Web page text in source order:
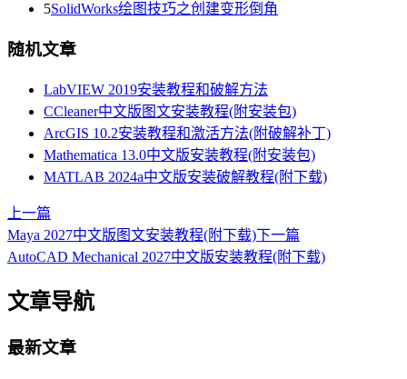
5SolidWorks绘图技巧之创建变形倒角
随机文章
LabVIEW 2019安装教程和破解方法
CCleaner中文版图文安装教程(附安装包)
ArcGIS 10.2安装教程和激活方法(附破解补丁)
Mathematica 13.0中文版安装教程(附安装包)
MATLAB 2024a中文版安装破解教程(附下载)
上一篇
Maya 2027中文版图文安装教程(附下载)下一篇
AutoCAD Mechanical 2027中文版安装教程(附下载)
文章导航
最新文章